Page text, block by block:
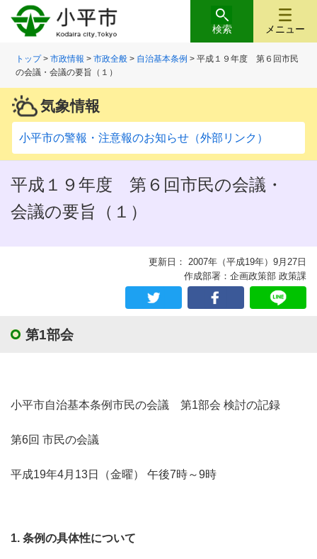
メニュー
検索
トップ>市政情報 >市政全般 > 自治基本条例 > 平成１９年度 第６回市民
の会議・会議の要旨（１）
気象情報
小平市の警報・注意報のお知らせ（外部リンク）
平成１９年度 第６回市民の会議・
会議の要旨（１）
更新日： 2007年（平成19年）9月27日
作成部署：企画政策部 政策課
第1部会
小平市自治基本条例市民の会議 第1部会 検討の記録
第6回 市民の会議
平成19年4月13日（金曜） 午後7時～9時
1. 条例の具体性について